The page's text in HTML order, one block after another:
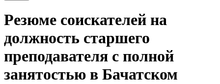
Резюме соискателей на
должность старшего
преподавателя с полной
занятостью в Бачатском